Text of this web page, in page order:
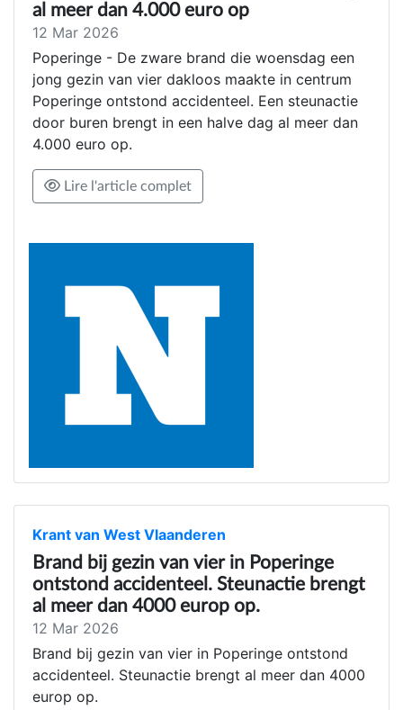
al meer dan 4.000 euro op
12 Mar 2026
Poperinge - De zware brand die woensdag een
jong gezin van vier dakloos maakte in centrum
Poperinge ontstond accidenteel. Een steunactie
door buren brengt in een halve dag al meer dan
4.000 euro op.
Lire l'article complet
Krant van West Vlaanderen
Brand bij gezin van vier in Poperinge
ontstond accidenteel. Steunactie brengt
al meer dan 4000 europ op.
12 Mar 2026
Brand bij gezin van vier in Poperinge ontstond
accidenteel. Steunactie brengt al meer dan 4000
europ op.